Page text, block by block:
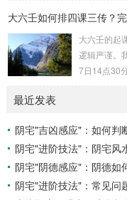
理：吉凶在
26年丙午，
火”的人，
运势自然
大六壬如何排四课三传？
大六壬的起
逻辑严谨。
7日14点30
你需要：一
干日支。第
步必须精准
最近发表
阴宅"吉凶感应"：如何判
阴宅"进阶技法"：阴宅
阴宅"阴德感应"：阴德如
阴宅"进阶技法"：常见问